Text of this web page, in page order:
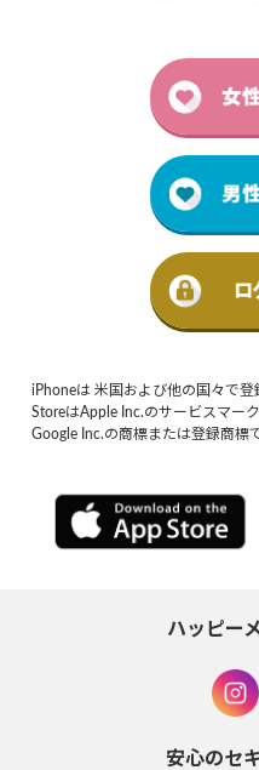
iPhoneは 米国および他の国々で
StoreはApple Inc.のサービスマー
Google Inc.の商標または登録商標
ハッピー
安心のセ